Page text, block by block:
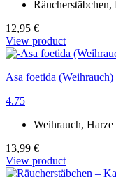
12,95 €
View product
Asa foetida
4.75
Weihrauch,
13,99 €
View product